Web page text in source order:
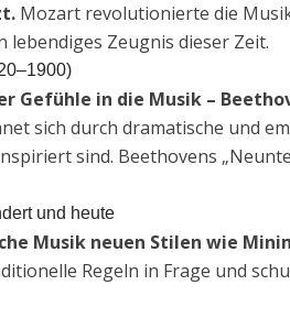
Mozart revolutionierte die
lebendiges Zeugnis dieser Zeit.
in die Musik –
sich durch dramatische und
sind. Beethovens
und heute
Musik neuen Stilen wie
Regeln in Frage und